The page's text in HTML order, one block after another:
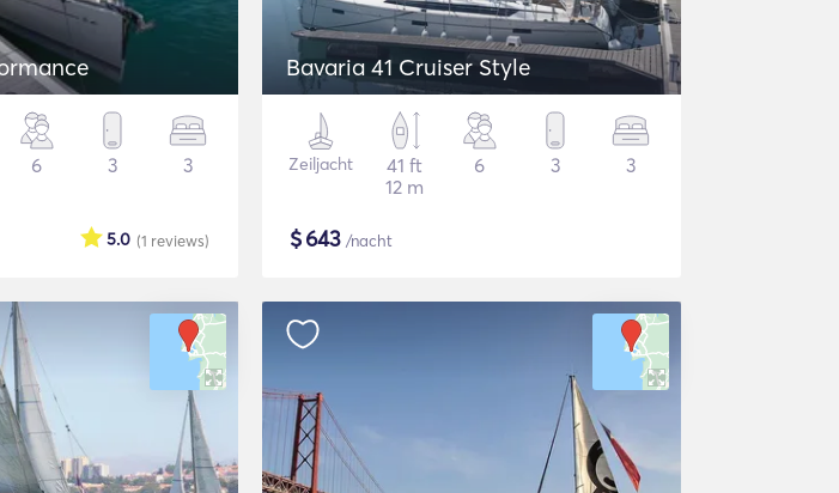
6 3 3
(1 reviews)
5.0
Bavaria 41 Cruiser Style
Zeiljacht
41 ft
12 m
6 3 3
$643 /nacht